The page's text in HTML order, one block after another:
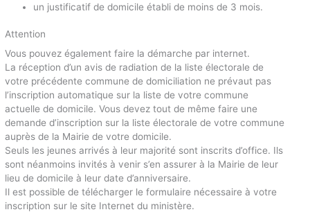
un justificatif de domicile établi de moins de 3 mois.
Attention
Vous pouvez également faire la démarche par internet.
La réception d’un avis de radiation de la liste électorale de
votre précédente commune de domiciliation ne prévaut pas
l’inscription automatique sur la liste de votre commune
actuelle de domicile. Vous devez tout de même faire une
demande d’inscription sur la liste électorale de votre commune
auprès de la Mairie de votre domicile.
Seuls les jeunes arrivés à leur majorité sont inscrits d’office. Ils
sont néanmoins invités à venir s’en assurer à la Mairie de leur
lieu de domicile à leur date d’anniversaire.
Il est possible de télécharger le formulaire nécessaire à votre
inscription sur le site Internet du ministère.